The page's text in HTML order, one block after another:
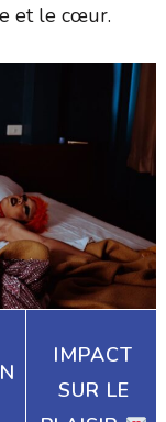
et le cœur.
IMPACT
SUR LE